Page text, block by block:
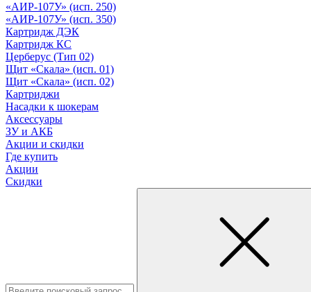
«АИР-107У» (исп. 250)
«АИР-107У» (исп. 350)
Картридж ДЭК
Картридж КС
Церберус (Тип 02)
Щит «Скала» (исп. 01)
Щит «Скала» (исп. 02)
Картриджи
Насадки к шокерам
Аксессуары
ЗУ и АКБ
Акции и скидки
Где купить
Акции
Скидки